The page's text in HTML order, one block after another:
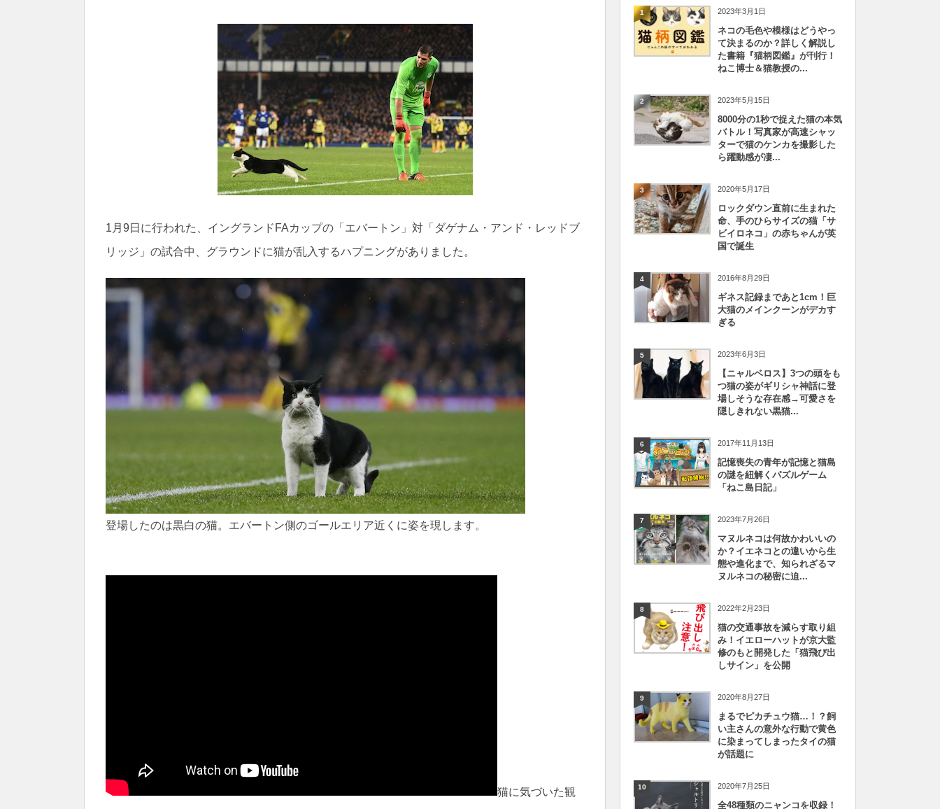
1月9日に行われた、イングランドFAカップの「エバートン」対「ダゲナム・アンド・レッドブ
リッジ」の試合中、グラウンドに猫が乱入するハプニングがありました。
登場したのは黒白の猫。エバートン側のゴールエリア近くに姿を現します。
猫に気づいた観
1 2023年3月1日
ネコの毛色や模様はどうやっ
て決まるのか？詳しく解説し
た書籍『猫柄図鑑』が刊行！
ねこ博士＆猫教授の...
2 2023年5月15日
8000分の1秒で捉えた猫の本気
バトル！写真家が高速シャッ
ターで猫のケンカを撮影した
ら躍動感が凄...
3 2020年5月17日
ロックダウン直前に生まれた
命、手のひらサイズの猫「サ
ビイロネコ」の赤ちゃんが英
国で誕生
4 2016年8月29日
ギネス記録まであと1cm！巨
大猫のメインクーンがデカす
ぎる
5 2023年6月3日
【ニャルベロス】3つの頭をも
つ猫の姿がギリシャ神話に登
場しそうな存在感→可愛さを
隠しきれない黒猫...
6 2017年11月13日
記憶喪失の青年が記憶と猫島
の謎を紐解くパズルゲーム
「ねこ島日記」
7 2023年7月26日
マヌルネコは何故かわいいの
か？イエネコとの違いから生
態や進化まで、知られざるマ
ヌルネコの秘密に迫...
8 2022年2月23日
猫の交通事故を減らす取り組
み！イエローハットが京大監
修のもと開発した「猫飛び出
しサイン」を公開
9 2020年8月27日
まるでピカチュウ猫…！？飼
い主さんの意外な行動で黄色
に染まってしまったタイの猫
が話題に
10 2020年7月25日
全48種類のニャンコを収録！